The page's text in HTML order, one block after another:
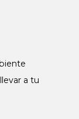
a tu